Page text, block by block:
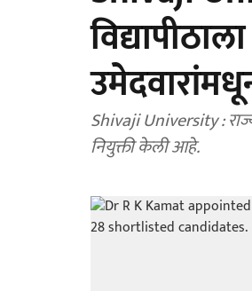
Shivaji University :
नियुक्ती केली आहे.